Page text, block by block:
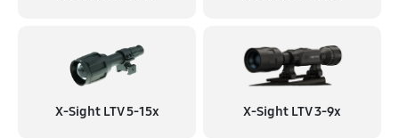
X-Sight LTV 5-15x X-Sight LTV 3-9x